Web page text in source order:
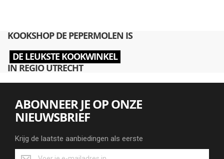
KOOKSHOP DE PEPERMOLEN IS
DE LEUKSTE KOOKWINKEL
IN REGIO UTRECHT
ABONNEER JE OP ONZE
NIEUWSBRIEF
Krijg de laatste aanbiedingen als eerste
Krijg